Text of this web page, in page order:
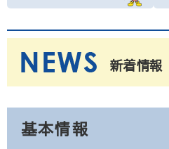
新着情報
基本情報